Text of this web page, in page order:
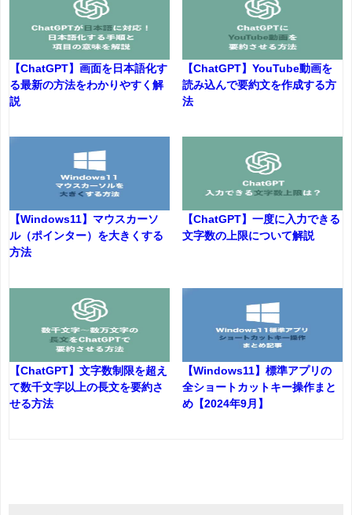
【ChatGPT】画面を日本語化す
る最新の方法をわかりやすく解
説
【ChatGPT】YouTube動画を
読み込んで要約文を作成する方
法
【Windows11】マウスカーソ
ル（ポインター）を大きくする
方法
【ChatGPT】一度に入力できる
文字数の上限について解説
【ChatGPT】文字数制限を超え
て数千文字以上の長文を要約さ
せる方法
【Windows11】標準アプリの
全ショートカットキー操作まと
め【2024年9月】